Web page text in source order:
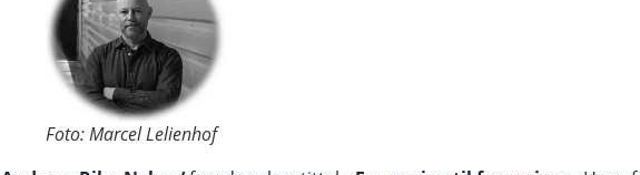
Foto: Marcel Lelienhof